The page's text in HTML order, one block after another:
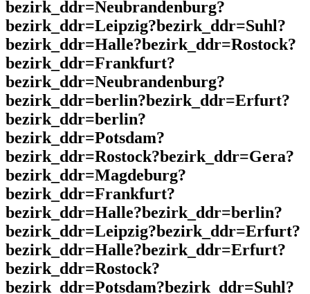
bezirk_ddr=Neubrandenburg?
bezirk_ddr=Leipzig?bezirk_ddr=Suhl?
bezirk_ddr=Halle?bezirk_ddr=Rostock?
bezirk_ddr=Frankfurt?
bezirk_ddr=Neubrandenburg?
bezirk_ddr=berlin?bezirk_ddr=Erfurt?
bezirk_ddr=berlin?
bezirk_ddr=Potsdam?
bezirk_ddr=Rostock?bezirk_ddr=Gera?
bezirk_ddr=Magdeburg?
bezirk_ddr=Frankfurt?
bezirk_ddr=Halle?bezirk_ddr=berlin?
bezirk_ddr=Leipzig?bezirk_ddr=Erfurt?
bezirk_ddr=Halle?bezirk_ddr=Erfurt?
bezirk_ddr=Rostock?
bezirk_ddr=Potsdam?bezirk_ddr=Suhl?